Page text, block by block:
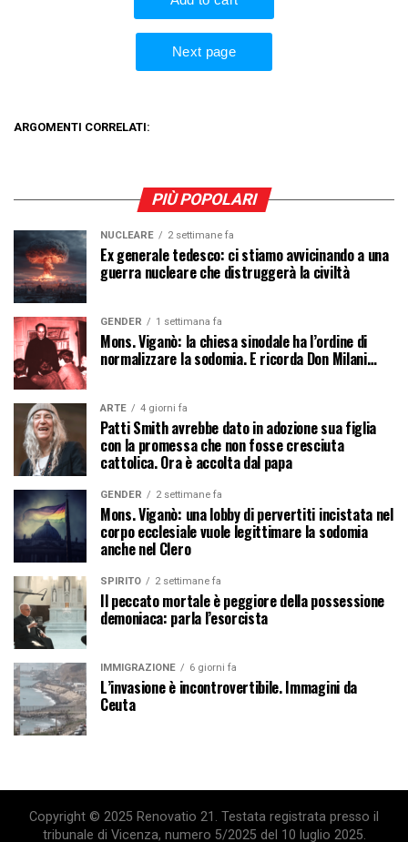
ARGOMENTI CORRELATI:
PIÙ POPOLARI
NUCLEARE 2 settimane fa
Ex generale tedesco: ci stiamo avvicinando a una
guerra nucleare che distruggerà la civiltà
GENDER 1 settimana fa
Mons. Viganò: la chiesa sinodale ha l’ordine di
normalizzare la sodomia. E ricorda Don Milani…
ARTE 4 giorni fa
Patti Smith avrebbe dato in adozione sua figlia
con la promessa che non fosse cresciuta
cattolica. Ora è accolta dal papa
GENDER 2 settimane fa
Mons. Viganò: una lobby di pervertiti incistata nel
corpo ecclesiale vuole legittimare la sodomia
anche nel Clero
SPIRITO 2 settimane fa
Il peccato mortale è peggiore della possessione
demoniaca: parla l’esorcista
IMMIGRAZIONE 6 giorni fa
L’invasione è incontrovertibile. Immagini da
Ceuta
Copyright © 2025 Renovatio 21. Testata registrata presso il
tribunale di Vicenza, numero 5/2025 del 10 luglio 2025.